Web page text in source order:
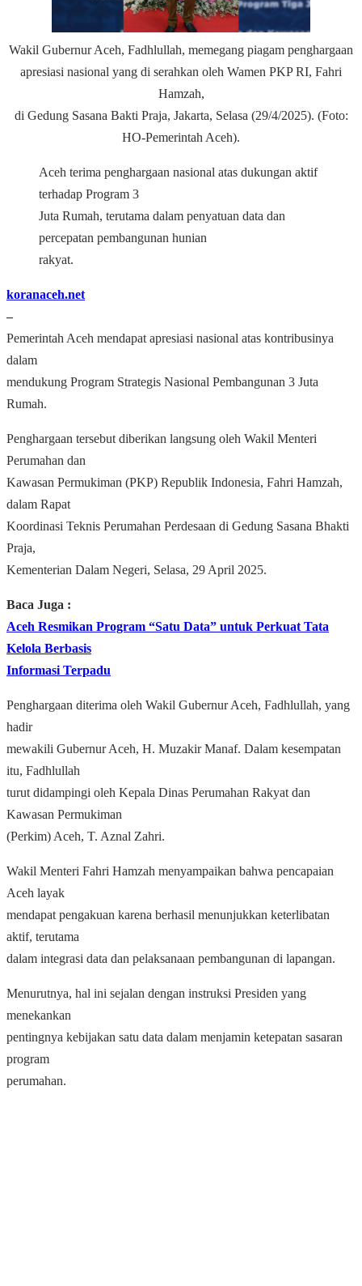
Wakil Gubernur Aceh, Fadhlullah, memegang piagam penghargaan
apresiasi nasional yang di serahkan oleh Wamen PKP RI, Fahri
Hamzah,
di Gedung Sasana Bakti Praja, Jakarta, Selasa (29/4/2025). (Foto:
HO-Pemerintah Aceh).
Aceh terima penghargaan nasional atas dukungan aktif
terhadap Program 3
Juta Rumah, terutama dalam penyatuan data dan
percepatan pembangunan hunian
rakyat.
koranaceh.net
‒
Pemerintah Aceh mendapat apresiasi nasional atas kontribusinya
dalam
mendukung Program Strategis Nasional Pembangunan 3 Juta
Rumah.
Penghargaan tersebut diberikan langsung oleh Wakil Menteri
Perumahan dan
Kawasan Permukiman (PKP) Republik Indonesia, Fahri Hamzah,
dalam Rapat
Koordinasi Teknis Perumahan Perdesaan di Gedung Sasana Bhakti
Praja,
Kementerian Dalam Negeri, Selasa, 29 April 2025.
Baca Juga :
Aceh Resmikan Program “Satu Data” untuk Perkuat Tata
Kelola Berbasis
Informasi Terpadu
Penghargaan diterima oleh Wakil Gubernur Aceh, Fadhlullah, yang
hadir
mewakili Gubernur Aceh, H. Muzakir Manaf. Dalam kesempatan
itu, Fadhlullah
turut didampingi oleh Kepala Dinas Perumahan Rakyat dan
Kawasan Permukiman
(Perkim) Aceh, T. Aznal Zahri.
Wakil Menteri Fahri Hamzah menyampaikan bahwa pencapaian
Aceh layak
mendapat pengakuan karena berhasil menunjukkan keterlibatan
aktif, terutama
dalam integrasi data dan pelaksanaan pembangunan di lapangan.
Menurutnya, hal ini sejalan dengan instruksi Presiden yang
menekankan
pentingnya kebijakan satu data dalam menjamin ketepatan sasaran
program
perumahan.